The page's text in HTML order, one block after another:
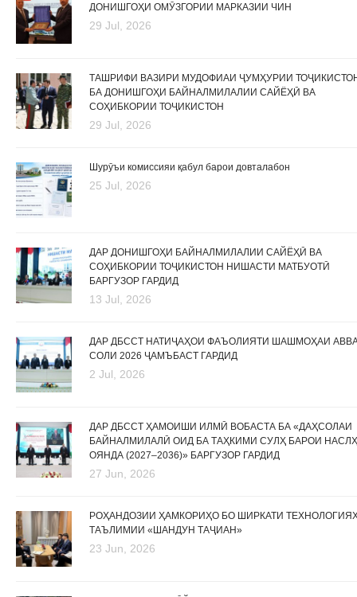
ДОНИШГОҲИ ОМӮЗГОРИИ МАРКАЗИИ ЧИН
29 Jul, 2026
ТАШРИФИ ВАЗИРИ МУДОФИАИ ҶУМҲУРИИ
БА ДОНИШГОҲИ БАЙНАЛМИЛАЛИИ САЙЁҲӢ ВА
СОҲИБКОРИИ ТОҶИКИСТОН
29 Jul, 2026
Шурӯъи комиссияи қабул барои довталабон
25 Jul, 2026
ДАР ДОНИШГОҲИ БАЙНАЛМИЛАЛИИ САЙЁҲӢ ВА
СОҲИБКОРИИ ТОҶИКИСТОН НИШАСТИ МАТБУОТӢ
БАРГУЗОР ГАРДИД
13 Jul, 2026
ДАР ДБССТ НАТИҶАҲОИ ФАЪОЛИЯТИ ШАШМОҲАИ
СОЛИ 2026 ҶАМЪБАСТ ГАРДИД
2 Jul, 2026
ДАР ДБССТ ҲАМОИШИ ИЛМӢ ВОБАСТА БА «ДАҲСОЛАИ
БАЙНАЛМИЛАЛӢ ОИД БА ТАҲКИМИ СУЛҲ БАРОИ
ОЯНДА (2027–2036)» БАРГУЗОР ГАРДИД
27 Jun, 2026
РОҲАНДОЗИИ ҲАМКОРИҲО БО ШИРКАТИ
ТАЪЛИМИИ «ШАНДУН ТАҶИАН»
23 Jun, 2026